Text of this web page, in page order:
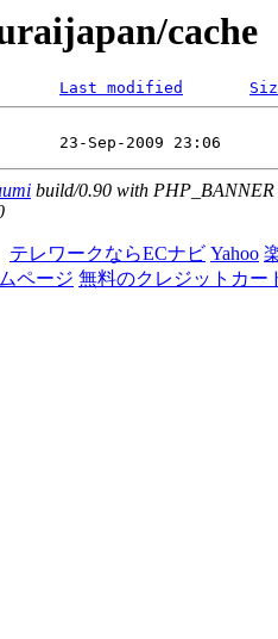
cache
Last modified
build/0.90 with PHP_BANNER
テレワークならECナビ Yahoo
ページ 無料のクレジットカー